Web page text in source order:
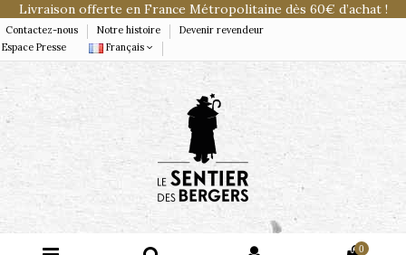
Livraison offerte en France Métropolitaine dès 60€ d’achat !
Contactez-nous Notre histoire
Devenir revendeur
Espace Presse
Français
0